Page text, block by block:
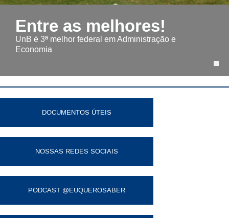
Entre as melhores!
UnB é 3ª melhor federal em Administração e
Economia
DOCUMENTOS ÚTEIS
NOSSAS REDES SOCIAIS
PODCAST @EUQUEROSABER